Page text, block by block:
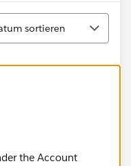
sortieren
the Account